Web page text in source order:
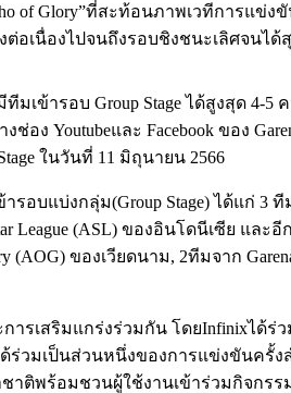
of Glory”ที่สะท้อนภาพเวทีการแข่
เนื่องไปจนถึงรอบชิงชนะเลิศจนไ
ารอบ Group Stage ได้สูงสุด 4-5
Youtubeและ Facebook ของ
ในวันที่ 11 มิถุนายน 2566
งกลุ่ม(Group Stage) ได้แก่ 3 ทีมจ
League (ASL) ของอินโดนีเซีย แล
ของเวียดนาม, 2ทีมจาก
รเสริมแกร่งร่วมกัน โดยInfinixได้
ได้ร่วมเป็นส่วนหนึ่งของการแข่งขัน
ติพร้อมชวนผู้ใช้งานเข้าร่วมกิจกร